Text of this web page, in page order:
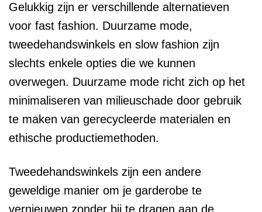
Gelukkig zijn er verschillende alternatieven
voor fast fashion. Duurzame mode,
tweedehandswinkels en slow fashion zijn
slechts enkele opties die we kunnen
overwegen. Duurzame mode richt zich op het
minimaliseren van milieuschade door gebruik
te maken van gerecycleerde materialen en
ethische productiemethoden.
Tweedehandswinkels zijn een andere
geweldige manier om je garderobe te
vernieuwen zonder bij te dragen aan de